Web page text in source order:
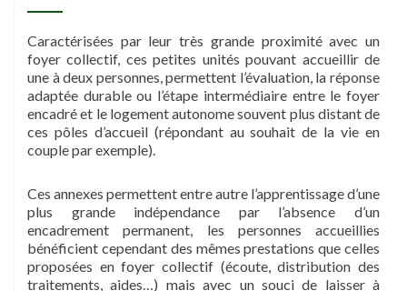
Caractérisées par leur très grande proximité avec un
foyer collectif, ces petites unités pouvant accueillir de
une à deux personnes, permettent l’évaluation, la réponse
adaptée durable ou l’étape intermédiaire entre le foyer
encadré et le logement autonome souvent plus distant de
ces pôles d’accueil (répondant au souhait de la vie en
couple par exemple).
Ces annexes permettent entre autre l’apprentissage d’une
plus grande indépendance par l’absence d’un
encadrement permanent, les personnes accueillies
bénéficient cependant des mêmes prestations que celles
proposées en foyer collectif (écoute, distribution des
traitements, aides…) mais avec un souci de laisser à